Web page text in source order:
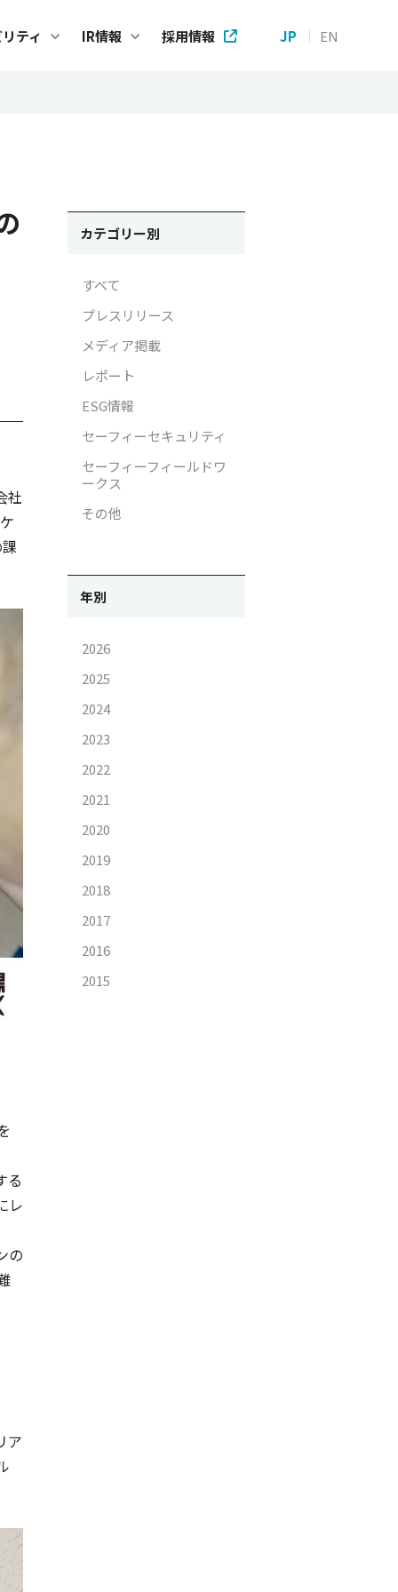
ティ
ナビリティ基本方針
画像の取り扱いについて
バシー影響評価（PIA）
援活動
援活動
IR情報
財務ハイライト
個人投資家の皆様へ
株式情報
電子公告
免責事項
採用情報 JP EN
社
る
レ
の
ア
カテゴリー別
すべて
プレスリリース
メディア掲載
レポート
ESG情報
セーフィーセキュリティ
セーフィーフィールドワ
ークス
その他
年別
2026
2025
2024
2023
2022
2021
2020
2019
2018
2017
2016
2015